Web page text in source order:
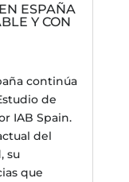
ESPAÑA
Y CON
continúa
de
IAB Spain.
del
su
que